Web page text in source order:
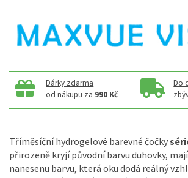
Dárky zdarma
od nákupu za 990 Kč
Do
Tříměsíční hydrogelové barevné čočky
přirozeně kryjí původní barvu duhovky,
nanesenu barvu, která oku dodá reálný